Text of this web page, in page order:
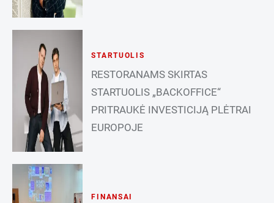
STARTUOLIS
RESTORANAMS SKIRTAS
STARTUOLIS „BACKOFFICE“
PRITRAUKĖ INVESTICIJĄ PLĖTRAI
EUROPOJE
FINANSAI